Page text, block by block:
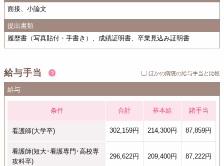
面接、小論文
提出書類
履歴書（写真貼付・手書き）、成績証明書、卒業見込み証明書
給与手当 ほかの病院の給与手当と比較
給与
条件 合計 基本給 諸手当
看護師(大学卒) 302,159円 214,300円 87,859円
看護師(短大･看護専門･高校専
攻科卒)
296,622円 209,400円 87,222円